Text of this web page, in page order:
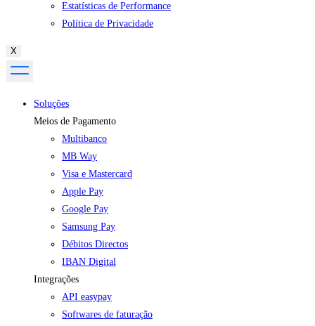
Estatísticas de Performance
Política de Privacidade
X
Soluções
Meios de Pagamento
Multibanco
MB Way
Visa e Mastercard
Apple Pay
Google Pay
Samsung Pay
Débitos Directos
IBAN Digital
Integrações
API easypay
Softwares de faturação